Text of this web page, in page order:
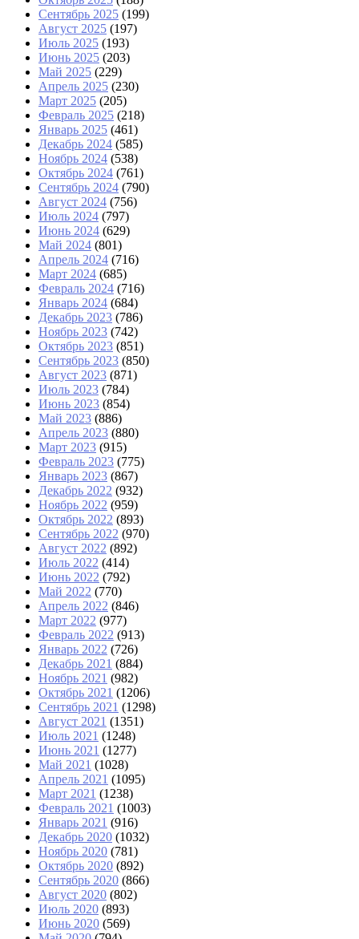
Сентябрь 2025 (199)
Август 2025 (197)
Июль 2025 (193)
Июнь 2025 (203)
Май 2025 (229)
Апрель 2025 (230)
Март 2025 (205)
Февраль 2025 (218)
Январь 2025 (461)
Декабрь 2024 (585)
Ноябрь 2024 (538)
Октябрь 2024 (761)
Сентябрь 2024 (790)
Август 2024 (756)
Июль 2024 (797)
Июнь 2024 (629)
Май 2024 (801)
Апрель 2024 (716)
Март 2024 (685)
Февраль 2024 (716)
Январь 2024 (684)
Декабрь 2023 (786)
Ноябрь 2023 (742)
Октябрь 2023 (851)
Сентябрь 2023 (850)
Август 2023 (871)
Июль 2023 (784)
Июнь 2023 (854)
Май 2023 (886)
Апрель 2023 (880)
Март 2023 (915)
Февраль 2023 (775)
Январь 2023 (867)
Декабрь 2022 (932)
Ноябрь 2022 (959)
Октябрь 2022 (893)
Сентябрь 2022 (970)
Август 2022 (892)
Июль 2022 (414)
Июнь 2022 (792)
Май 2022 (770)
Апрель 2022 (846)
Март 2022 (977)
Февраль 2022 (913)
Январь 2022 (726)
Декабрь 2021 (884)
Ноябрь 2021 (982)
Октябрь 2021 (1206)
Сентябрь 2021 (1298)
Август 2021 (1351)
Июль 2021 (1248)
Июнь 2021 (1277)
Май 2021 (1028)
Апрель 2021 (1095)
Март 2021 (1238)
Февраль 2021 (1003)
Январь 2021 (916)
Декабрь 2020 (1032)
Ноябрь 2020 (781)
Октябрь 2020 (892)
Сентябрь 2020 (866)
Август 2020 (802)
Июль 2020 (893)
Июнь 2020 (569)